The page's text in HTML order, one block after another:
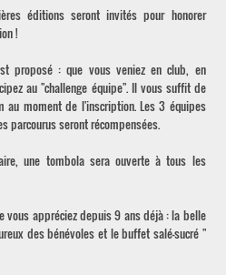
éditions seront invités pour honorer
!
proposé : que vous veniez en club, en
au "challenge équipe". Il vous suffit de
au moment de l'inscription. Les 3 équipes
parcourus seront récompensées.
une tombola sera ouverte à tous les
vous appréciez depuis 9 ans déjà : la belle
des bénévoles et le buffet salé-sucré "